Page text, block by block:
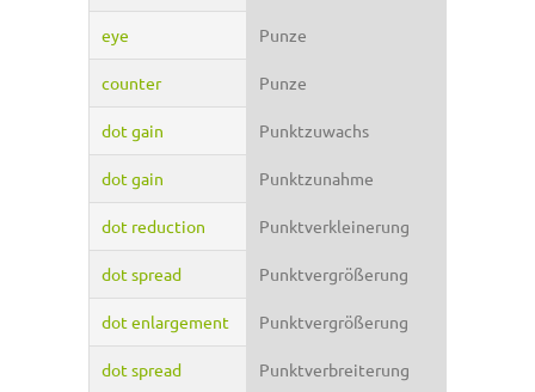
eye Punze
counter Punze
dot gain Punktzuwachs
dot gain Punktzunahme
dot reduction Punktverkleinerung
dot spread Punktvergrößerung
dot enlargement Punktvergrößerung
dot spread Punktverbreiterung